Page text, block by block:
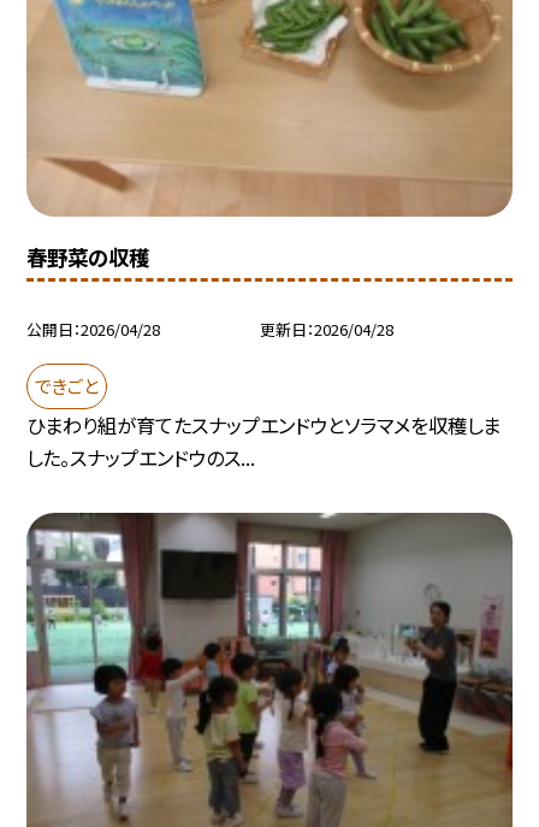
春野菜の収穫
公開日 2026/04/28 更新日 2026/04/28
できごと
ひまわり組が育てたスナップエンドウとソラマメを収穫しま
した。スナップエンドウのス...